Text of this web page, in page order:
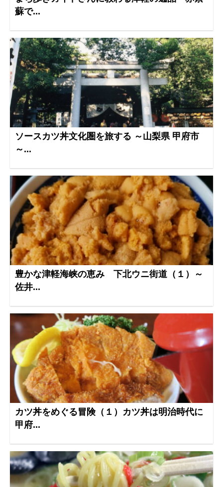
蘇で...
ソースカツ丼文化圏を旅する ～山梨県 甲府市
～...
豊かな津軽海峡の恵み 下北ウニ街道（１）～
佐井...
カツ丼をめぐる冒険（１）カツ丼は明治時代に
甲府...